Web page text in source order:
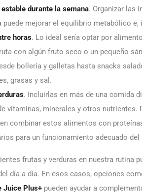
durante la semana. Organizar las
puede mejorar el equilibrio metabólico
horas. Lo ideal sería optar por
con algún fruto seco o un pequeño
bollería y galletas hasta snacks
grasas y sal.
. Incluirlas en más de una comida
vitaminas, minerales y otros
combinar estos alimentos con
para un funcionamiento adecuado
frutas y verduras en nuestra rutina
día a día. En esos casos, opciones
Juice Plus+ pueden ayudar a